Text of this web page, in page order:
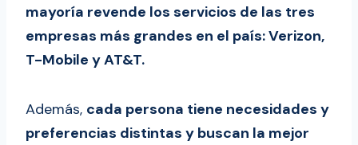
Los servicios de T-Mobile para
los inmigrantes y viajeros
3. AT&T
Desventajas de contratar AT&T
Los servicios de AT&T para los
mayoría revende los servicios de las tres
empresas más grandes en el país: Verizon,
T-Mobile y AT&T.
Además, cada persona tiene necesidades y
preferencias distintas y buscan la mejor